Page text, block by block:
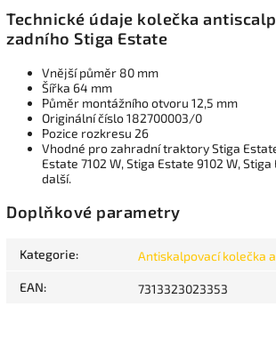
Technické údaje kolečka
zadního Stiga Estate
Vnější půměr 80 mm
Šířka 64 mm
Půměr montážního otvoru 12,5 mm
Originální číslo 182700003/0
Pozice rozkresu 26
Vhodné pro zahradní traktory Stiga
Estate 7102 W, Stiga Estate 9102 W, Stiga
další.
Doplňkové parametry
Kategorie: Antiskalpovací kolečka
EAN: 7313323023353